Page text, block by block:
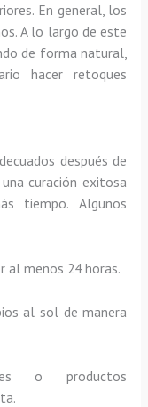
En general, los
A lo largo de este
de forma natural,
hacer retoques
después de
curación exitosa
tiempo. Algunos
menos 24 horas.
al sol de manera
o productos